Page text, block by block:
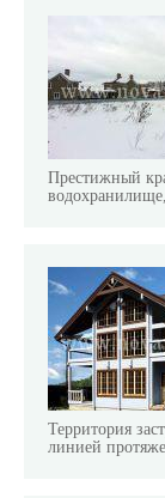
Престижный
Территория
линией